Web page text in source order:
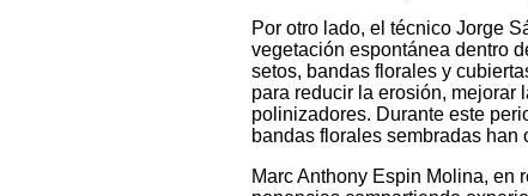
Por otro lado, el técnico Jorge
vegetación espontánea dentro
setos, bandas florales y
para reducir la erosión, mejorar
polinizadores. Durante este
bandas florales sembradas han
Marc Anthony Espin Molina, en